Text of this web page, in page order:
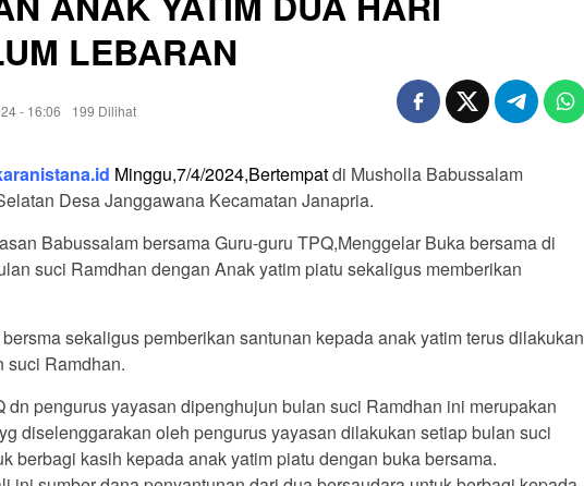
LEBARAN
- 16:06
199 Dilihat
Minggu,7/4/2024,Bertempatdi Musholla Babussalam
Desa Janggawana Kecamatan Janapria.
Babussalam bersama Guru-guru TPQ,Menggelar Buka bersama di
suci Ramdhan dengan Anak yatim piatu sekaligus memberikan
sekaligus pemberikan santunan kepada anak yatim terus dilakukan
suci Ramdhan.
dn pengurus yayasan dipenghujun bulan suci Ramdhan ini merupakan
diselenggarakan oleh pengurus yayasan dilakukan setiap bulan suci
berbagi kasih kepada anak yatim piatu dengan buka bersama.